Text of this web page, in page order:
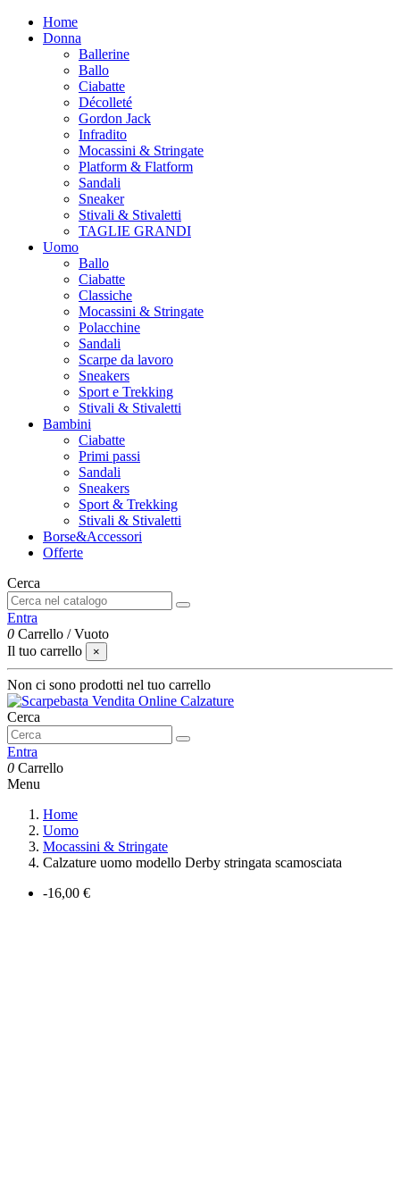
Home
Donna
Ballerine
Ballo
Ciabatte
Décolleté
Gordon Jack
Infradito
Mocassini & Stringate
Platform & Flatform
Sandali
Sneaker
Stivali & Stivaletti
TAGLIE GRANDI
Uomo
Ballo
Ciabatte
Classiche
Mocassini & Stringate
Polacchine
Sandali
Scarpe da lavoro
Sneakers
Sport e Trekking
Stivali & Stivaletti
Bambini
Ciabatte
Primi passi
Sandali
Sneakers
Sport & Trekking
Stivali & Stivaletti
Borse&Accessori
Offerte
Cerca
Entra
0 Carrello /Vuoto
Il tuo carrello
×
Non ci sono prodotti nel tuo carrello
Cerca
Entra
0 Carrello
Menu
Home
Uomo
Mocassini & Stringate
Calzature uomo modello Derby stringata scamosciata
-16,00 €